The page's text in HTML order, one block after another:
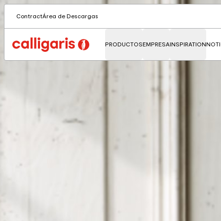
ContractÁrea de Descargas
PRODUCTOSEMPRESAINSPIRATION